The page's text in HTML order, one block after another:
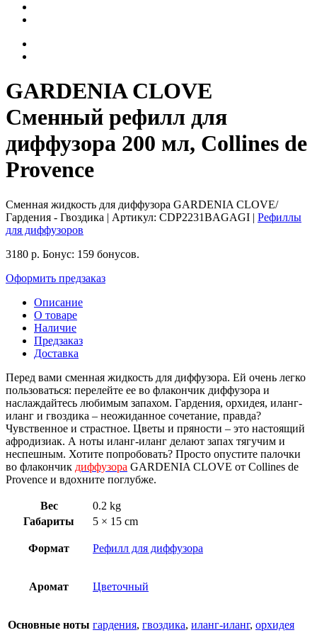
GARDENIA CLOVE
Сменный рефилл для
диффузора 200 мл, Collines de
Provence
Сменная жидкость для диффузора GARDENIA CLOVE/
Гардения - Гвоздика | Артикул: CDP2231BAGAGI | Рефиллы
для диффузоров
3180 р. Бонус: 159 бонусов.
Оформить предзаказ
Описание
О товаре
Наличие
Предзаказ
Доставка
Перед вами сменная жидкость для диффузора. Ей очень легко
пользоваться: перелейте ее во флакончик диффузора и
наслаждайтесь любимым запахом. Гардения, орхидея, иланг-
иланг и гвоздика – неожиданное сочетание, правда?
Чувственное и страстное. Цветы и пряности – это настоящий
афродизиак. А ноты иланг-иланг делают запах тягучим и
неспешным. Хотите попробовать? Просто опустите палочки
во флакончик диффузора GARDENIA CLOVE от Collines de
Provence и вдохните поглубже.
Вес
0.2 kg
Габариты
5 × 15 cm
Формат Рефилл для диффузора
Аромат Цветочный
Основные ноты гардения, гвоздика, иланг-иланг, орхидея